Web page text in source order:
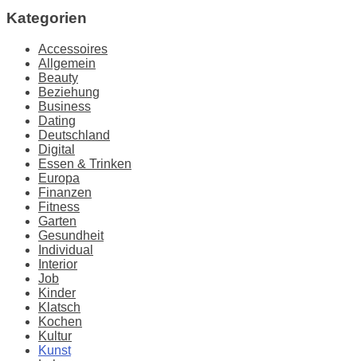
Kategorien
Accessoires
Allgemein
Beauty
Beziehung
Business
Dating
Deutschland
Digital
Essen & Trinken
Europa
Finanzen
Fitness
Garten
Gesundheit
Individual
Interior
Job
Kinder
Klatsch
Kochen
Kultur
Kunst